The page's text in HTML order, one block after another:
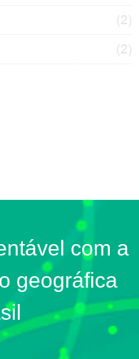
(2)
(2)
com a
geográfica